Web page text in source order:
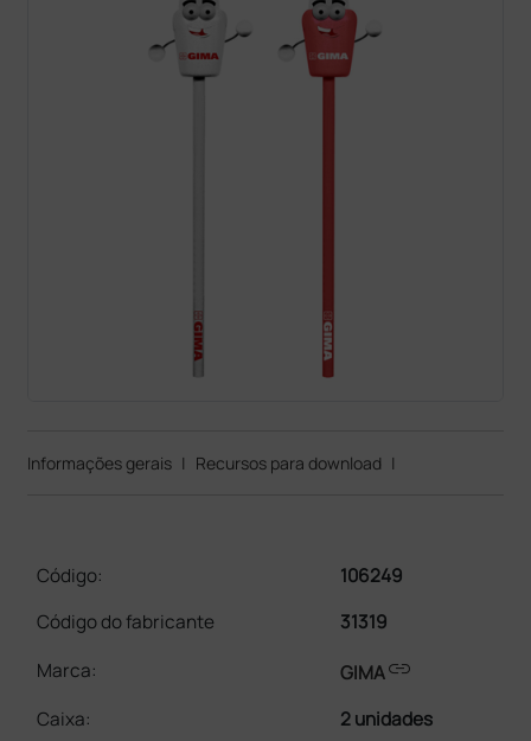
Informações gerais | Recursos para download |
Código:
106249
Código do fabricante
31319
Marca:
GIMAlink
Caixa:
2 unidades